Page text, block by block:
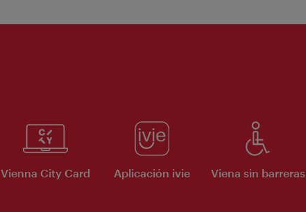
Vienna City Card Aplicación ivie Viena sin barreras